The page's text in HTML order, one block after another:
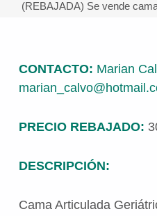
(REBAJADA) Se vende
CONTACTO: Marian
PRECIO REBAJADO:
DESCRIPCIÓN:
Cama Articulada